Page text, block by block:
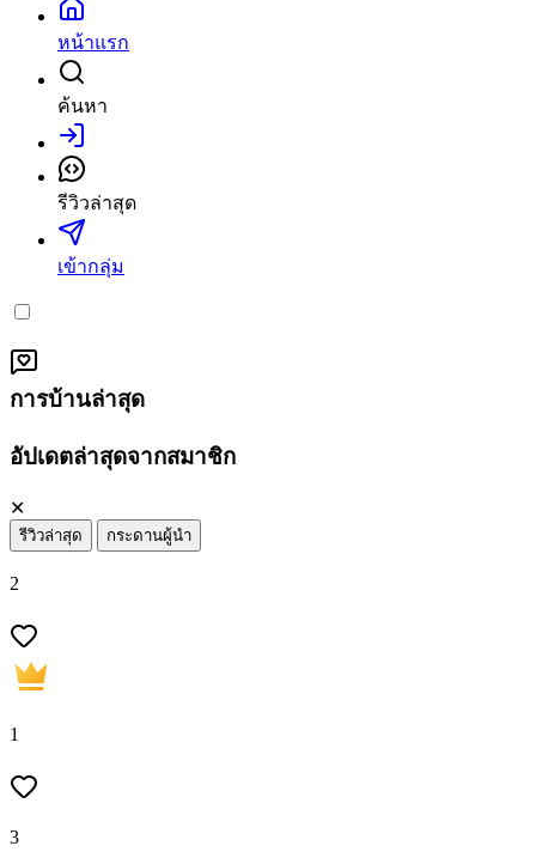
หน้าแรก
ค้นหา
เข้าสู่ระบบ
รีวิวล่าสุด
เข้ากลุ่ม
การบ้านล่าสุด
อัปเดตล่าสุดจากสมาชิก
✕
รีวิวล่าสุด กระดานผู้นำ
2
1
3